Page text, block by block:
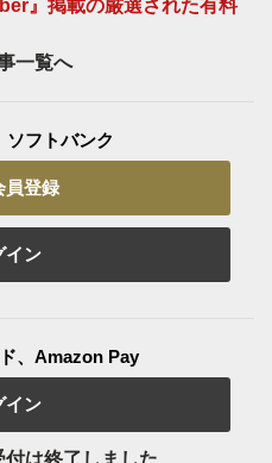
』掲載の厳選された有料
一覧へ
ソフトバンク
員登録
イン
、Amazon Pay
イン